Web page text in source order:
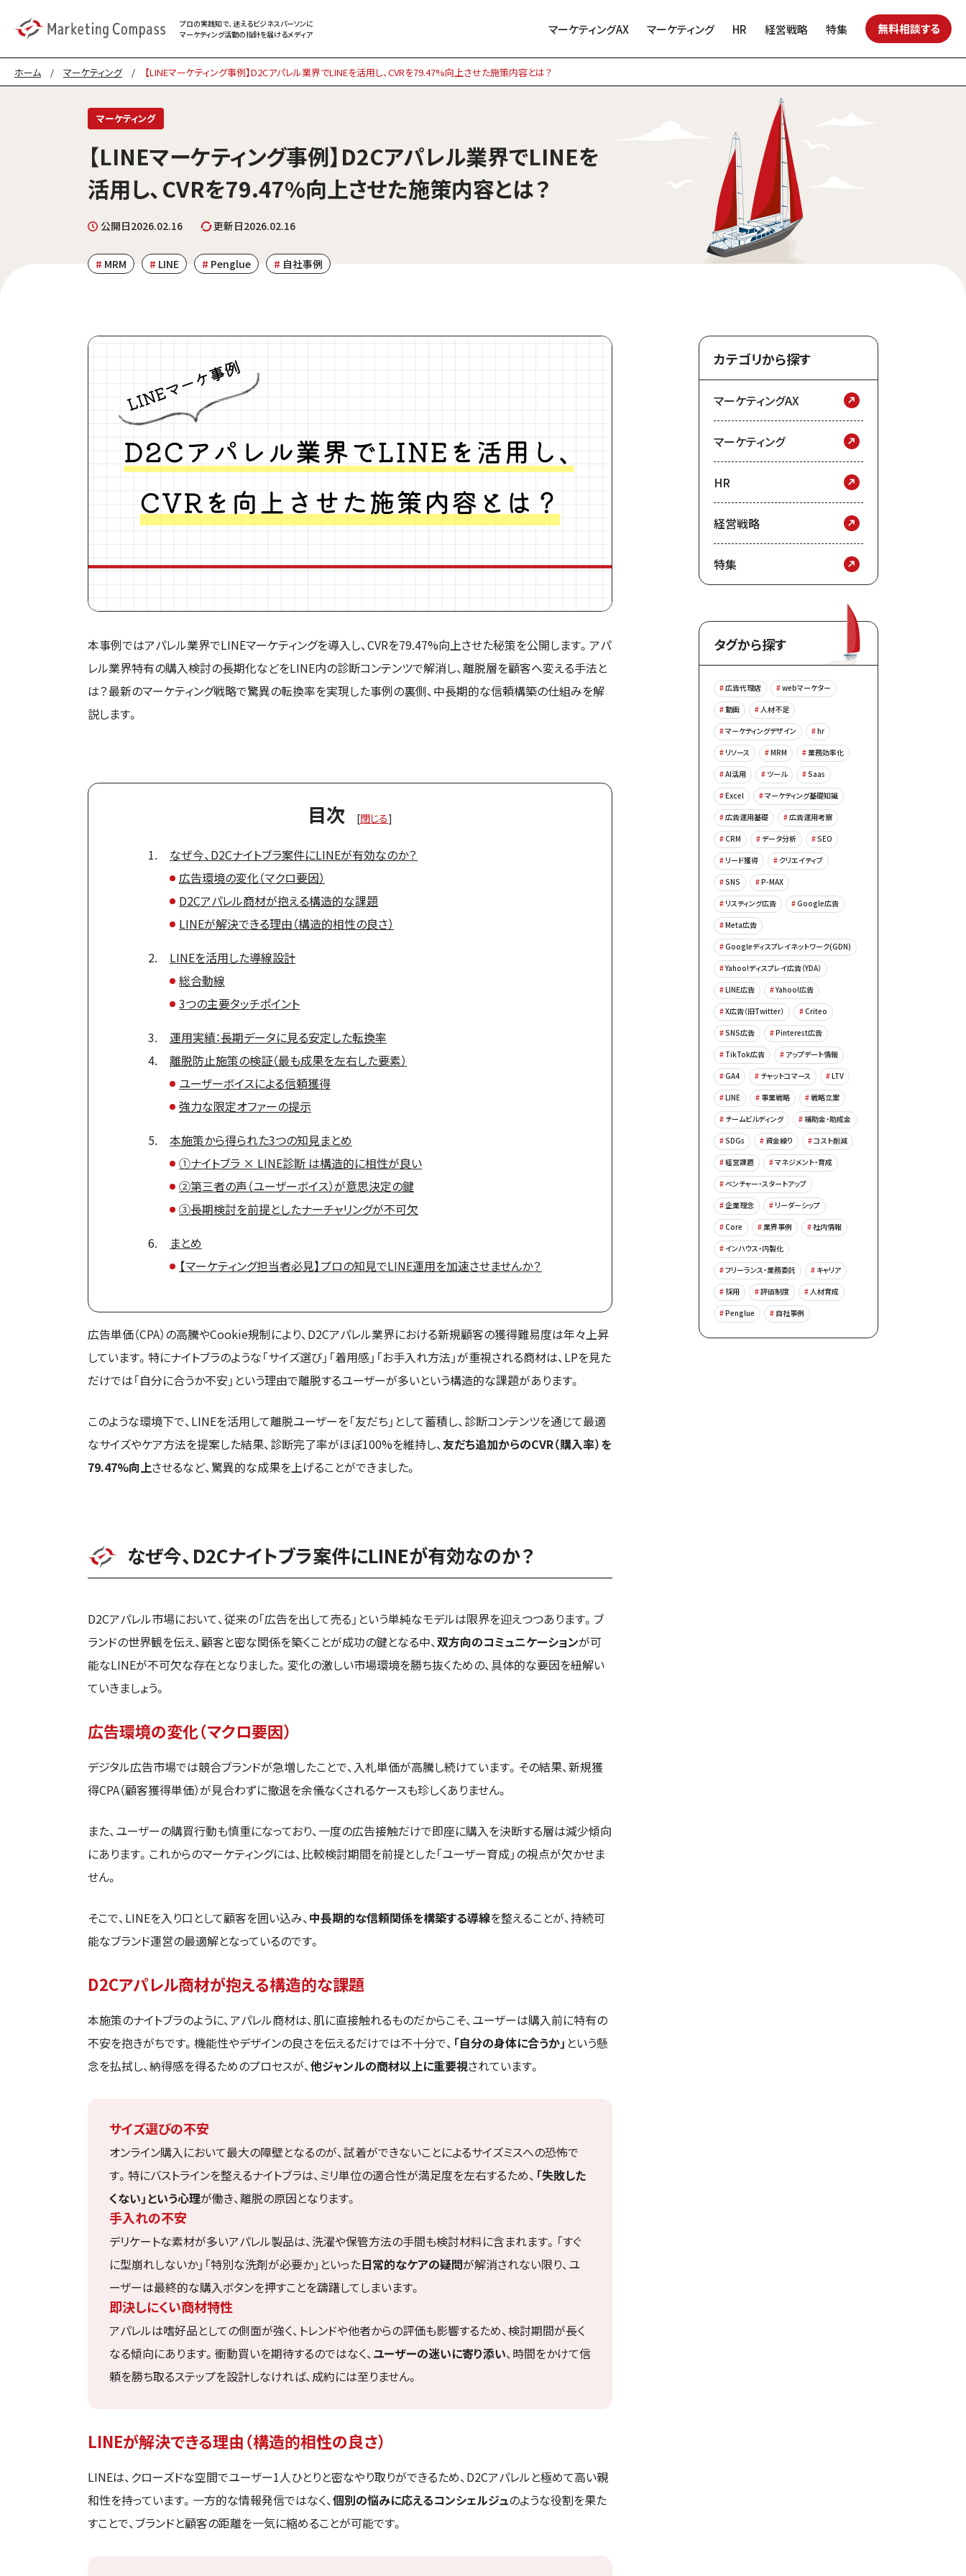
プロの実践知で、迷えるビジネスパーソンに
マーケティング活動の指針を届けるメディア マーケティングAX マーケティング HR 経営戦略 特集 無料相談する
ホーム / マーケティング/ 【LINEマーケティング事例】D2Cアパレル業界でLINEを活用し、CVRを79.47%向上させた施策内容とは？
マーケティング
【LINEマーケティング事例】D2Cアパレル業界でLINEを
活用し、CVRを79.47%向上させた施策内容とは？
公開日2026.02.16 更新日2026.02.16
MRM LINE Penglue 自社事例
本事例ではアパレル業界でLINEマーケティングを導入し、CVRを79.47%向上させた秘策を公開します。アパ
レル業界特有の購入検討の長期化などをLINE内の診断コンテンツで解消し、離脱層を顧客へ変える手法と
は？最新のマーケティング戦略で驚異の転換率を実現した事例の裏側、中長期的な信頼構築の仕組みを解
説します。
目次 [閉じる]
なぜ今、D2Cナイトブラ案件にLINEが有効なのか？
広告環境の変化（マクロ要因）
D2Cアパレル商材が抱える構造的な課題
LINEが解決できる理由（構造的相性の良さ）
LINEを活用した導線設計
総合動線
3つの主要タッチポイント
運用実績：長期データに見る安定した転換率
離脱防止施策の検証（最も成果を左右した要素）
ユーザーボイスによる信頼獲得
強力な限定オファーの提示
本施策から得られた3つの知見まとめ
①ナイトブラ × LINE診断 は構造的に相性が良い
②第三者の声（ユーザーボイス）が意思決定の鍵
③長期検討を前提としたナーチャリングが不可欠
まとめ
【マーケティング担当者必見】プロの知見でLINE運用を加速させませんか？
広告単価（CPA）の高騰やCookie規制により、D2Cアパレル業界における新規顧客の獲得難易度は年々上昇
しています。特にナイトブラのような「サイズ選び」「着用感」「お手入れ方法」が重視される商材は、LPを見た
だけでは「自分に合うか不安」という理由で離脱するユーザーが多いという構造的な課題があります。
このような環境下で、LINEを活用して離脱ユーザーを「友だち」として蓄積し、診断コンテンツを通じて最適
なサイズやケア方法を提案した結果、診断完了率がほぼ100%を維持し、友だち追加からのCVR（購入率）を
79.47%向上させるなど、驚異的な成果を上げることができました。
なぜ今、D2Cナイトブラ案件にLINEが有効なのか？
D2Cアパレル市場において、従来の「広告を出して売る」という単純なモデルは限界を迎えつつあります。ブ
ランドの世界観を伝え、顧客と密な関係を築くことが成功の鍵となる中、双方向のコミュニケーションが可
能なLINEが不可欠な存在となりました。変化の激しい市場環境を勝ち抜くための、具体的な要因を紐解い
ていきましょう。
広告環境の変化（マクロ要因）
デジタル広告市場では競合ブランドが急増したことで、入札単価が高騰し続けています。その結果、新規獲
得CPA（顧客獲得単価）が見合わずに撤退を余儀なくされるケースも珍しくありません。
また、ユーザーの購買行動も慎重になっており、一度の広告接触だけで即座に購入を決断する層は減少傾向
にあります。これからのマーケティングには、比較検討期間を前提とした「ユーザー育成」の視点が欠かせま
せん。
そこで、LINEを入り口として顧客を囲い込み、中長期的な信頼関係を構築する導線を整えることが、持続可
能なブランド運営の最適解となっているのです。
D2Cアパレル商材が抱える構造的な課題
本施策のナイトブラのように、アパレル商材は、肌に直接触れるものだからこそ、ユーザーは購入前に特有の
不安を抱きがちです。機能性やデザインの良さを伝えるだけでは不十分で、 「自分の身体に合うか」 という懸
念を払拭し、納得感を得るためのプロセスが、他ジャンルの商材以上に重要視されています。
サイズ選びの不安
オンライン購入において最大の障壁となるのが、試着ができないことによるサイズミスへの恐怖で
す。特にバストラインを整えるナイトブラは、ミリ単位の適合性が満足度を左右するため、 「失敗した
くない」という心理が働き、離脱の原因となります。
手入れの不安
デリケートな素材が多いアパレル製品は、洗濯や保管方法の手間も検討材料に含まれます。「すぐ
に型崩れしないか」「特別な洗剤が必要か」といった日常的なケアの疑問が解消されない限り、ユ
ーザーは最終的な購入ボタンを押すことを躊躇してしまいます。
即決しにくい商材特性
アパレルは嗜好品としての側面が強く、トレンドや他者からの評価も影響するため、検討期間が長く
なる傾向にあります。衝動買いを期待するのではなく、ユーザーの迷いに寄り添い、時間をかけて信
頼を勝ち取るステップを設計しなければ、成約には至りません。
LINEが解決できる理由（構造的相性の良さ）
LINEは、クローズドな空間でユーザー1人ひとりと密なやり取りができるため、D2Cアパレルと極めて高い親
和性を持っています。一方的な情報発信ではなく、個別の悩みに応えるコンシェルジュのような役割を果た
すことで、ブランドと顧客の距離を一気に縮めることが可能です。
カテゴリから探す
マーケティングAX
マーケティング
HR
経営戦略
特集
タグから探す
広告代理店
webマーケター
動画
人材不足
マーケティングデザイン
hr
リソース
MRM
業務効率化
AI活用
ツール
Saas
Excel
マーケティング基礎知識
広告運用基礎
広告運用考察
CRM
データ分析
SEO
リード獲得
クリエイティブ
SNS
P-MAX
リスティング広告
Google広告
Meta広告
Googleディスプレイネットワーク(GDN)
Yahoo!ディスプレイ広告（YDA）
LINE広告
Yahoo!広告
X広告（旧Twitter）
Criteo
SNS広告
Pinterest広告
TikTok広告
アップデート情報
GA4
チャットコマース
LTV
LINE
事業戦略
戦略立案
チームビルディング
補助金・助成金
SDGs
資金繰り
コスト削減
経営課題
マネジメント・育成
ベンチャー・スタートアップ
企業理念
リーダーシップ
Core
業界事例
社内情報
インハウス・内製化
フリーランス・業務委託
キャリア
採用
評価制度
人材育成
Penglue
自社事例